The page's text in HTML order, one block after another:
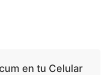
en tu Celular